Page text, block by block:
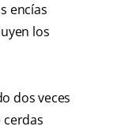
encías
los
dos veces